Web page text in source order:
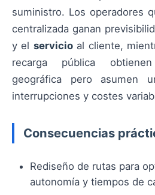
suministro. Los operadores
centralizada ganan
y el servicioal cliente,
recarga pública
geográfica pero asumen
interrupciones y costes
Consecuencias
Rediseño de rutas para
autonomía y tiempos de